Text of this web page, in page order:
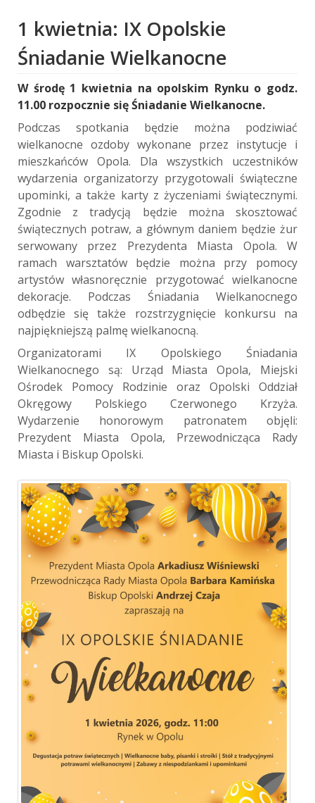
1 kwietnia: IX Opolskie
Śniadanie Wielkanocne
W środę 1 kwietnia na opolskim Rynku o godz.
11.00 rozpocznie się Śniadanie Wielkanocne.
Podczas spotkania będzie można podziwiać
wielkanocne ozdoby wykonane przez instytucje i
mieszkańców Opola. Dla wszystkich uczestników
wydarzenia organizatorzy przygotowali świąteczne
upominki, a także karty z życzeniami świątecznymi.
Zgodnie z tradycją będzie można skosztować
świątecznych potraw, a głównym daniem będzie żur
serwowany przez Prezydenta Miasta Opola. W
ramach warsztatów będzie można przy pomocy
artystów własnoręcznie przygotować wielkanocne
dekoracje. Podczas Śniadania Wielkanocnego
odbędzie się także rozstrzygnięcie konkursu na
najpiękniejszą palmę wielkanocną.
Organizatorami IX Opolskiego Śniadania
Wielkanocnego są: Urząd Miasta Opola, Miejski
Ośrodek Pomocy Rodzinie oraz Opolski Oddział
Okręgowy Polskiego Czerwonego Krzyża.
Wydarzenie honorowym patronatem objęli:
Prezydent Miasta Opola, Przewodnicząca Rady
Miasta i Biskup Opolski.